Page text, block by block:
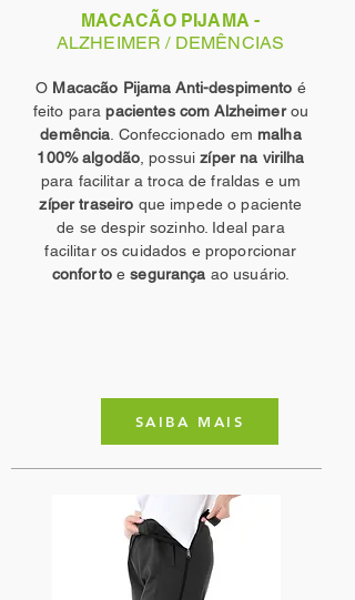
MACACÃO PIJAMA -
ALZHEIMER / DEMÊNCIAS
O Macacão Pijama Anti-despimento é
feito parapacientes com Alzheimerou
demência . Confeccionado em malha
100% algodão , possuizíper na virilha
para facilitar a troca de fraldas e um
zíper traseiro que impede o paciente
de se despir sozinho. Ideal para
facilitar os cuidados e proporcionar
confortoesegurança ao usuário.
SAIBA MAIS